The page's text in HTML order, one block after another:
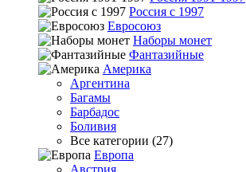
Россия с 1997
Евросоюз
Наборы монет
Фантазийные
Америка
Аргентина
Багамы
Барбадос
Боливия
Все категории (27)
Европа
Австрия